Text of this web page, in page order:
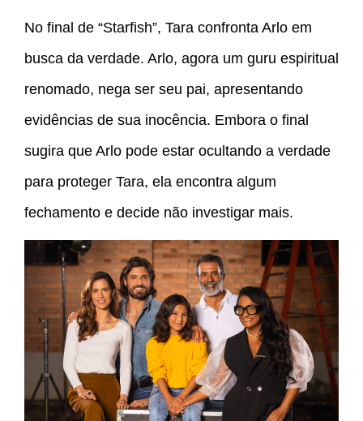
No final de “Starfish”, Tara confronta Arlo em
busca da verdade. Arlo, agora um guru espiritual
renomado, nega ser seu pai, apresentando
evidências de sua inocência. Embora o final
sugira que Arlo pode estar ocultando a verdade
para proteger Tara, ela encontra algum
fechamento e decide não investigar mais.